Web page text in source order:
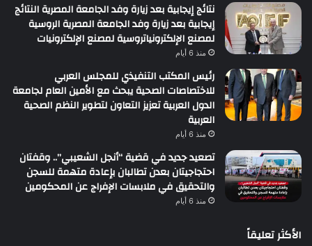
نتائج إيجابية بعد زيارة وفد الجامعة المصرية النتائج
إيجابية بعد زيارة وفد الجامعة المصرية الروسية
لمصنع الإلكترونياتروسية لمصنع الإلكترونيات
منذ 6 أيام
رئيس المكتب التنفيذي للمجلس العربي
للاختصاصات الصحية يبحث مع الأمين العام لجامعة
الدول العربية تعزيز التعاون لتطوير النظم الصحية
العربية
منذ 6 أيام
تصعيد جديد في قضية “أنجل الشعيبي”.. وقفتان
احتجاجيتان بعدن تطالبان بإعادة متهمة للسجن
والتحقيق في ملابسات الإفراج عن المحكومين
منذ 6 أيام
الأكثر تعليقاً